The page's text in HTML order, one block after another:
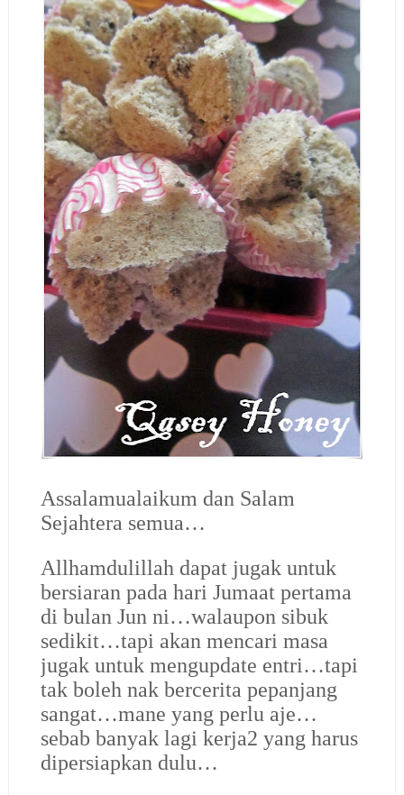
Assalamualaikum dan Salam
Sejahtera semua…
Allhamdulillah dapat jugak untuk
bersiaran pada hari Jumaat pertama
di bulan Jun ni…walaupon sibuk
sedikit…tapi akan mencari masa
jugak untuk mengupdate entri…tapi
tak boleh nak bercerita pepanjang
sangat…mane yang perlu aje…
sebab banyak lagi kerja2 yang harus
dipersiapkan dulu…